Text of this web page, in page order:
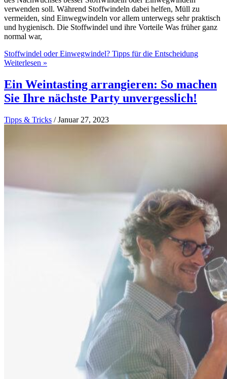
verwenden soll. Während Stoffwindeln dabei helfen, Müll zu
vermeiden, sind Einwegwindeln vor allem unterwegs sehr praktisch
und hygienisch. Die Stoffwindel und ihre Vorteile Was früher ganz
normal war,
Stoffwindel oder Einwegwindel? Tipps für die Entscheidung
Weiterlesen »
Ein Weintasting arrangieren: So machen
Sie Ihre nächste Party unvergesslich!
Tipps & Tricks /Januar 27, 2023